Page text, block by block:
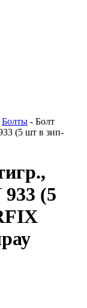
Болты - Болт
(5 шт в зип-
(5